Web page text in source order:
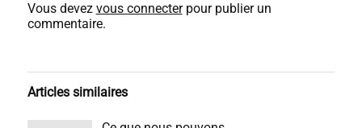
Vous devez vous connecterpour publier un
commentaire.
Articles similaires